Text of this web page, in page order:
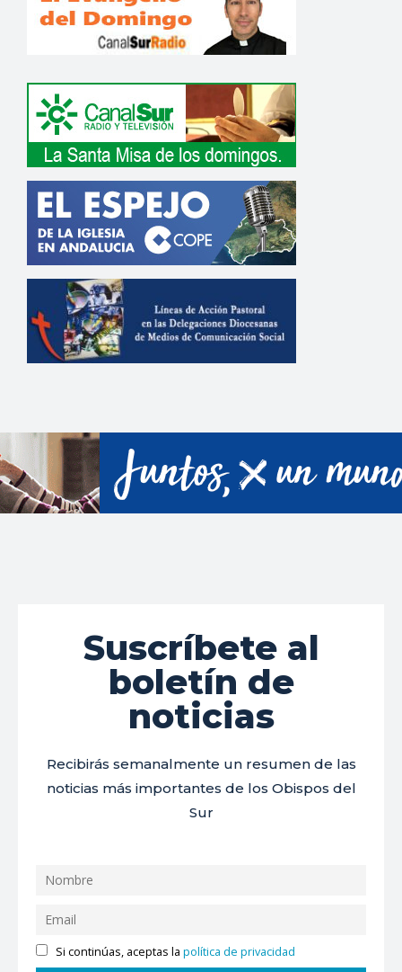
Suscríbete al
boletín de
noticias
Recibirás semanalmente un resumen de las
noticias más importantes de los Obispos del
Sur
Si continúas, aceptas lapolítica de privacidad